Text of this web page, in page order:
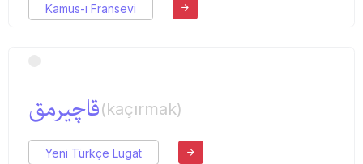
Kamus-ı Fransevi
قاچیرمق(kaçırmak)
Yeni Türkçe Lugat